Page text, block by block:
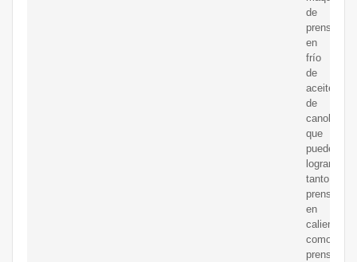
de
prensado
en
frío
de
aceite
de
canola,
que
pueden
lograr
tanto
prensado
en
caliente
como
prensado